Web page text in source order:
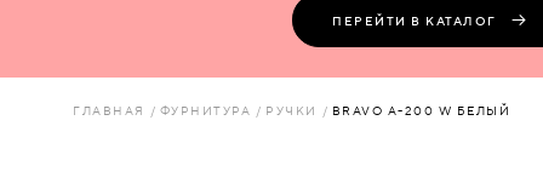
ПЛАСТИКОВЫЕ
Пластиковые
Комбинированные
Пластиковые
Стеклянные
Комбинированные
Пластиковые
Стеклянные
Комбинированные
ПЕРЕЙТИ В КАТАЛОГ
ГЛАВНАЯ ФУРНИТУРА РУЧКИ BRAVO A-200 W БЕЛЫЙ